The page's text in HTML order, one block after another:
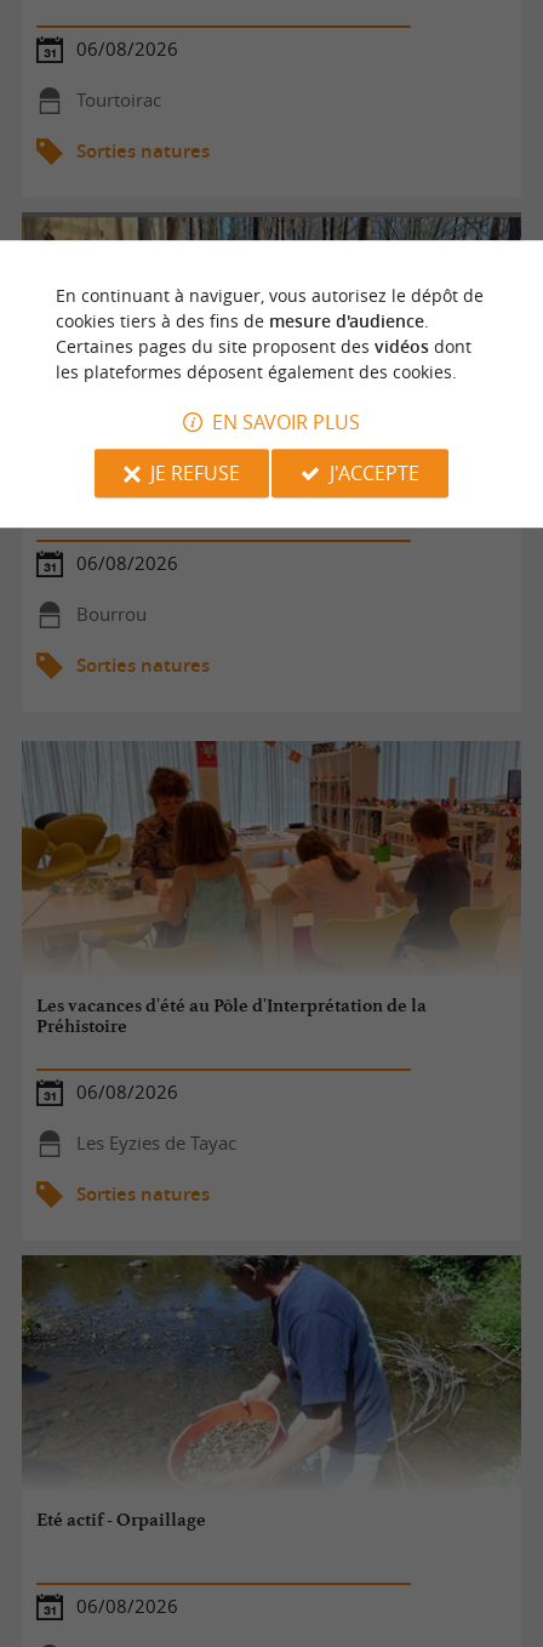
06/08/2026
Tourtoirac
Sorties natures
Été Actif : cani-rando
06/08/2026
Bourrou
Sorties natures
Les vacances d'été au Pôle d'Interprétation de la
Préhistoire
06/08/2026
Les Eyzies de Tayac
Sorties natures
Eté actif - Orpaillage
06/08/2026
En continuant à naviguer, vous autorisez le dépôt de
cookies tiers à des fins de mesure d'audience.
Certaines pages du site proposent des vidéosdont
les plateformes déposent également des cookies.
EN SAVOIR PLUS
JE REFUSE
J'ACCEPTE